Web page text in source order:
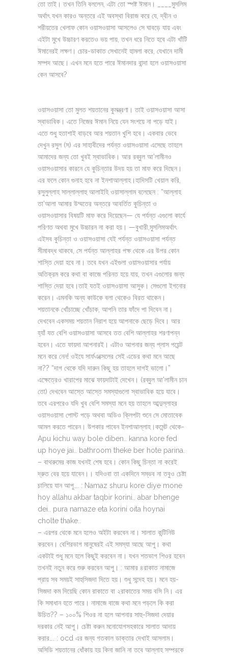
তো তাই। তখন তিনি বললেন, এটা তো স্পষ্ট ঈমান। ____মুসলিম
অর্থাৎ যখন কারও অন্তরে এই অবস্থা বিরাজ করে যে, দ্বীন ও
শরীয়তের খেলাফ কোন ওয়াসওয়াসা আসলেও সে ঘাবড়ে যায় এবং
এইটা মুখে উচ্চারণ করতেও ভয় পায়, তখন ধরে নিতে হবে এটা খাঁটি
ঈমানেরই লক্ষণ। চোর-ডাকাত সেখানেই হামলা করে, যেখানে দামী
সম্পদ আছে। এখন মনে হতে পারে ঈমানদার বান্দা হলে ওয়াসওয়াসা
কেন আসবে?
ওয়াসওয়াসা তো মুলত শয়তানের কুমন্ত্রণা। তাই ওয়াসওয়াসা আসা
স্বাভাবিক। এতে নিজের ঈমান নিয়ে যেন সংশয়ে না পড়ে যাই।
এতে শুধু হতাশাই বাড়বে আর শয়তান খুশি হবে। একবার ভেবে
দেখুন রসুল (স) এর সাহাবীদের পর্যন্ত ওয়াসওয়াসা এসেছে তাহলে
আমাদের জন্য তো খুবই স্বাভাবিক। আর রব্বুল আ’লামীনও
ওয়াসওয়াসার কারনে যে কুচিন্তার উদয় হয় তা মাফ করে দিছেন।
এর ফলে কোন গুনাহ হবে না ইনশাআল্লাহ।হাদিসটি খেয়াল করি,
রসুলুল্লাহ সাল্লাল্লাহু আলাইহি ওয়াসাল্লাম বলেছেন : “আল্লাহ
তা’আলা আমার উম্মতের অন্তরে আবর্তিত কুচিন্তা ও
ওয়াসওয়াসার বিষয়টি মাফ করে দিয়েছেন— যে পর্যন্ত এগুলো কার্যে
পরিণত অথবা মুখে উচ্চারন না করা হয়। —বুখারী,মুসলিমঅর্থাৎ
এইসব কুচিন্তা ও ওয়াসওয়াসা যেই পর্যন্ত ওয়াসওয়াসা পর্যন্ত
সীমাবদ্ধ থাকবে, সে পর্যন্ত আল্লাহর পক্ষ থেকে এর উপর কোন
শাস্তি দেয়া হবে না। তবে যখন এইগুলা ওয়াসওয়াসার পর্যায়
অতিক্রম করে কথা বা কাজে পরিনত হয়ে যায়, তখন এগুলোর জন্য
শাস্তি দেয়া হবে।তাই যতই ওয়াসওয়াসা আসুক। সেগুলো ইগনোর
করেন। এমনকি অন্য কাউকে বলা থেকেও বিরত থাকেন।
শয়তানকে খোঁচাচ্ছে খোঁচাক, আপনি তার ফাঁদে পা দিবেন না।
দেখবেন একসময় শয়তান নিরাশ হয়ে আপনাকে ছেড়ে দিবে। আর
হ্যাঁ যত বেশি ওয়াসওয়াসা আসবে তত বেশি আল্লাহর শরণাপন্ন
হবেন। এতে ফায়দা আপনারই। এটাও আপনার জন্য প্লাস পয়েন্ট
মনে করে নেন! ওইযে সার্ফএক্সেলের সেই এডের কথা মনে আছে
না?? “দাগ থেকে যদি দারুন কিছু হয় তাহলে দাগই ভালো।”
এক্ষেত্রেও খারাপের মাঝে ফায়দাটাই দেখেন। (রব্বুল আ’লামীন চান
তো) দেখবেন আস্তে আস্তে সমস্যাগুলো স্বাভাবিক হয়ে যাবে।
তবে এরপরেও যদি খুব বেশি সমস্যা মনে হয় তাহলে আব্দুল্লাহর
ওয়াসওয়াসা পোস্ট পড়ে অথবা অডিও ক্লিপটা শুনে সে মোতাবেক
আমল করতে পারেন। উপকার পাবেন ইনশাআল্লাহ।কমেন্ট থেকে-
Apu kichu way bole diben.. kanna kore fed
up hoye jai.. bathroom theke ber hote parina.
– বাথরুমের কাজ যখনই শেষ হবে। কোন কিছু চিন্তা না করেই
দ্রুত বের হয়ে যাবেন।। যদিওবা তা একদিনে সম্ভব না তবুও চেষ্টা
চালিয়ে যান আপু…. : Namaz shuru kore diye mone
hoy allahu akbar taqbir korini.. abar bhenge
dei.. pura namaze eta korini oita hoynai
cholte thake..
– এরপর থেকে মনে হলেও অইটা করবেন না। সালাত কন্টিনিউ
করবেন। বেশিরভাগ মানুষেরই এই সমস্যা আছে আপু। কথা
একটাই শুধু মনে হলে কিছুই করবেন না। যখন শতভাগ শিওর হবেন
তখনই নতুন করে শুরু করবেন আপু। : আমার ৪রাকাত নামাজে
প্রায় সব সময়ই সাহুসিজদা দিতে হয়। শুধু সন্দেহ হয়। মনে হয়-
সিজদা কম দিয়েছি কোন রাকাতে বা ২রাকাতের সময় বসি নি। এর
কি সমাধান হতে পারে। নামাজে বাজে কথা মনে পড়লে কি করা
উচিত?? – ১০০% শিওর না হলে আপনার সাহু-সিজদা দেয়ার
দরকার নেই আপু। চেষ্টা করুন মনোযোগসহকারে সালাত আদায়
করার…. : ocd এর জন্য গতকাল ডাক্তার দেখাই আসলাম।
অসিডি শয়তানের ধোঁকায় হয় কিনা জানি না তবে আল্লাহ সম্পরকে